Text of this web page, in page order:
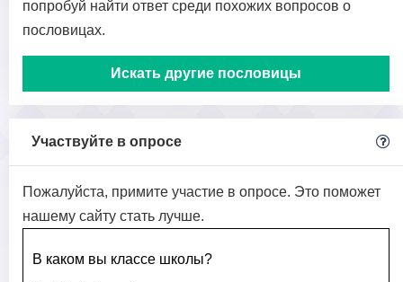
попробуй найти ответ среди похожих вопросов о
пословицах.
Искать другие пословицы
Участвуйте в опросе
Пожалуйста, примите участие в опросе. Это поможет
нашему сайту стать лучше.
В каком вы классе школы?